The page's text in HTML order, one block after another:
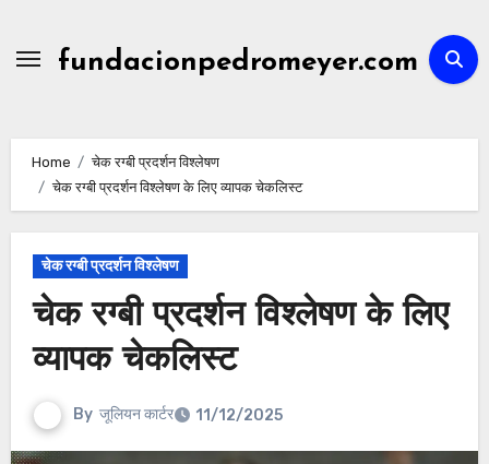
contentfundacionpedromeyer.com
Home
चेक रग्बी प्रदर्शन विश्लेषण
चेक रग्बी प्रदर्शन विश्लेषण के लिए व्यापक चेकलिस्ट
चेक रग्बी प्रदर्शन विश्लेषण
चेक रग्बी प्रदर्शन विश्लेषण के लिए
व्यापक चेकलिस्ट
By जूलियन कार्टर 11/12/2025